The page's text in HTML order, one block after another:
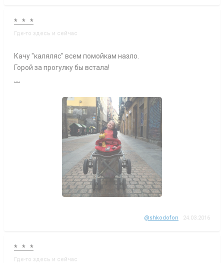
* * *
Где-то здесь и сейчас
Качу "каляляс" всем помойкам назло.
Горой за прогулку бы встала!
@shkodofon 24.03.2016
* * *
Где-то здесь и сейчас